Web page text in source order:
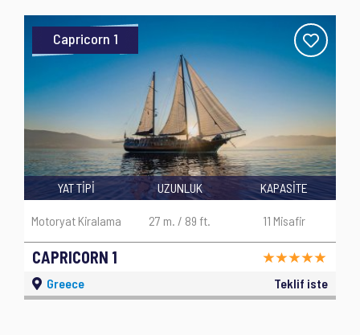
Capricorn 1
CAPRICORN 1
YAT TİPİ
Motoryat Kiralama
UZUNLUK
27 m. / 89 ft.
KAPASİTE
11 Misafir
Greece Teklif iste